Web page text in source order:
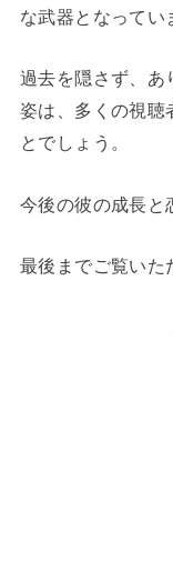
な武器となってい
過去を隠さず、あ
姿は、多くの視聴
とでしょう。
今後の彼の成長と
最後までご覧いた